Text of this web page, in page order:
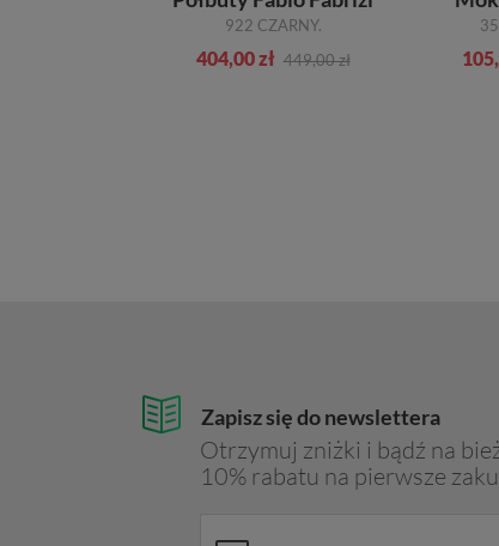
922 CZARNY.
404,00 zł 449,00 zł
Zapisz się do newslettera
Otrzymuj zniżki i bądź na
10% rabatu na pierwsze